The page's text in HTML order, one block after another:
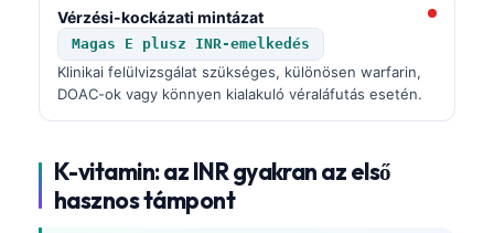
Vérzési-kockázati mintázat
Magas E plusz INR-emelkedés
Klinikai felülvizsgálat szükséges, különösen warfarin,
DOAC-ok vagy könnyen kialakuló véraláfutás esetén.
K-vitamin: az INR gyakran az első
hasznos támpont
Čeština
ქართული
Lietuvių kalba
Polski
한국어